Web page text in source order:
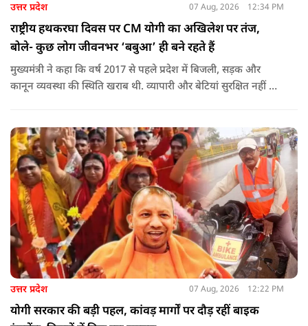
उत्तर प्रदेश 07 Aug, 2026 12:34 PM
राष्ट्रीय हथकरघा दिवस पर CM योगी का अखिलेश पर तंज,
बोले- कुछ लोग जीवनभर ‘बबुआ’ ही बने रहते हैं
मुख्यमंत्री ने कहा कि वर्ष 2017 से पहले प्रदेश में बिजली, सड़क और
कानून व्यवस्था की स्थिति खराब थी. व्यापारी और बेटियां सुरक्षित नहीं थीं.
हस्तशिल्पियों को उठाना पड़ा.
उत्तर प्रदेश 07 Aug, 2026 12:22 PM
योगी सरकार की बड़ी पहल, कांवड़ मार्गों पर दौड़ रहीं बाइक